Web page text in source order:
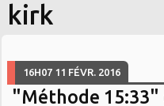
kirk
16H07 11 FÉVR. 2016
"Méthode 15:33"